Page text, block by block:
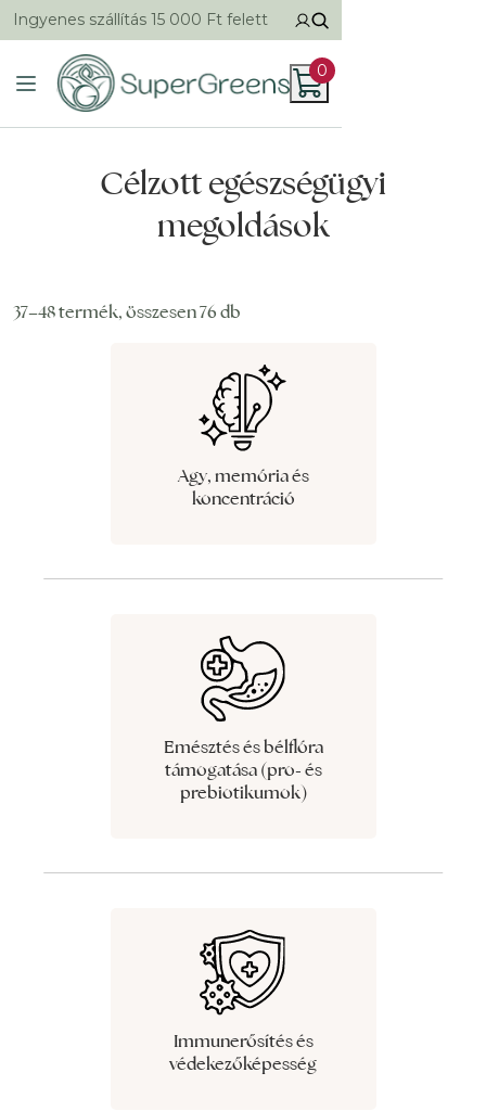
Ingyenes szállítás 15 000 Ft felett
0
Célzott egészségügyi
megoldások
37–48 termék, összesen 76 db
Agy, memória és
koncentráció
Emésztés és bélflóra
támogatása (pro- és
prebiotikumok)
Immunerősítés és
védekezőképesség